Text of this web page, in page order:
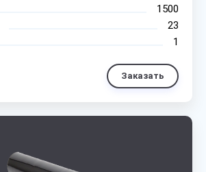
1500
23
1
Заказать